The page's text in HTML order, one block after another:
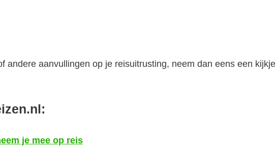
andere aanvullingen op je reisuitrusting, neem dan eens een kijkje
je mee op reis